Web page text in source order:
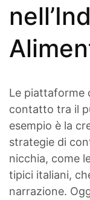
Le piattaforme
contatto tra il
esempio è la
strategie di
nicchia, come
tipici italiani,
narrazione.